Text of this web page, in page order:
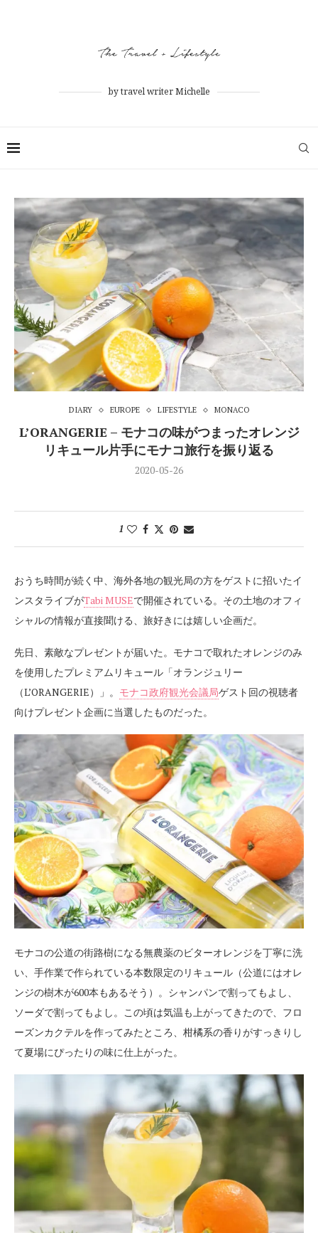
by travel writer Michelle
DIARY EUROPE LIFESTYLE MONACO
L’ORANGERIE – モナコの味がつまったオレンジ
リキュール片手にモナコ旅行を振り返る
2020-05-26
1
おうち時間が続く中、海外各地の観光局の方をゲストに招いたイ
ンスタライブがTabi MUSEで開催されている。その土地のオフィ
シャルの情報が直接聞ける、旅好きには嬉しい企画だ。
先日、素敵なプレゼントが届いた。モナコで取れたオレンジのみ
を使用したプレミアムリキュール「オランジュリー
（L’ORANGERIE）」。 モナコ政府観光会議局ゲスト回の視聴者
向けプレゼント企画に当選したものだった。
モナコの公道の街路樹になる無農薬のビターオレンジを丁寧に洗
い、手作業で作られている本数限定のリキュール（公道にはオレ
ンジの樹木が600本もあるそう）。シャンパンで割ってもよし、
ソーダで割ってもよし。この頃は気温も上がってきたので、フロ
ーズンカクテルを作ってみたところ、柑橘系の香りがすっきりし
て夏場にぴったりの味に仕上がった。